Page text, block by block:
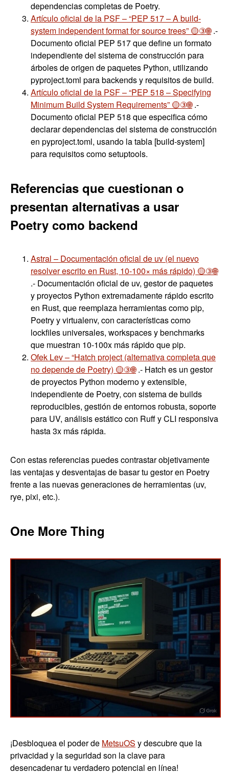
dependencias completas de Poetry.
Artículo oficial de la PSF – “PEP 517 – A build-
system independent format for source trees” 🟡③🌐.-
Documento oficial PEP 517 que define un formato
independiente del sistema de construcción para
árboles de origen de paquetes Python, utilizando
pyproject.toml para backends y requisitos de build.
Artículo oficial de la PSF – “PEP 518 – Specifying
Minimum Build System Requirements” 🟡③🌐.-
Documento oficial PEP 518 que especifica cómo
declarar dependencias del sistema de construcción
en pyproject.toml, usando la tabla [build-system]
para requisitos como setuptools.
Referencias que cuestionan o
presentan alternativas a usar
Poetry como backend
Astral – Documentación oficial de uv (el nuevo
resolver escrito en Rust, 10-100× más rápido) 🟡③🌐
.- Documentación oficial de uv, gestor de paquetes
y proyectos Python extremadamente rápido escrito
en Rust, que reemplaza herramientas como pip,
Poetry y virtualenv, con características como
lockfiles universales, workspaces y benchmarks
que muestran 10-100x más rápido que pip.
Ofek Lev – “Hatch project (alternativa completa que
no depende de Poetry) 🟡③🌐.- Hatch es un gestor
de proyectos Python moderno y extensible,
independiente de Poetry, con sistema de builds
reproducibles, gestión de entornos robusta, soporte
para UV, análisis estático con Ruff y CLI responsiva
hasta 3x más rápida.
Con estas referencias puedes contrastar objetivamente
las ventajas y desventajas de basar tu gestor en Poetry
frente a las nuevas generaciones de herramientas (uv,
rye, pixi, etc.).
One More Thing
¡Desbloquea el poder de MetsuOS y descubre que la
privacidad y la seguridad son la clave para
desencadenar tu verdadero potencial en línea!